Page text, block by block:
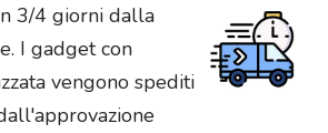
3/4 giorni dalla
I gadget con
vengono spediti